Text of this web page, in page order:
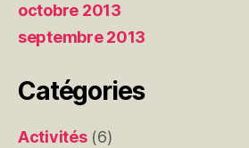
octobre 2013
septembre 2013
Catégories
Activités(6)